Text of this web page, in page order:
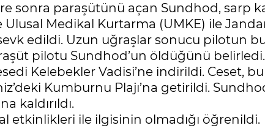
sonra paraşütünü açan Sundhod, sarp
Medikal Kurtarma (UMKE) ile
edildi. Uzun uğraşlar sonucu pilotun
pilotu Sundhod’un öldüğünü belirledi.
Kelebekler Vadisi’ne indirildi. Ceset,
Kumburnu Plajı’na getirildi.
kaldırıldı.
etkinlikleri ile ilgisinin olmadığı öğrenildi.